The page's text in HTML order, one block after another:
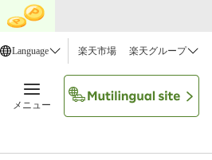
Language 楽天市場 楽天グループ
メニュー